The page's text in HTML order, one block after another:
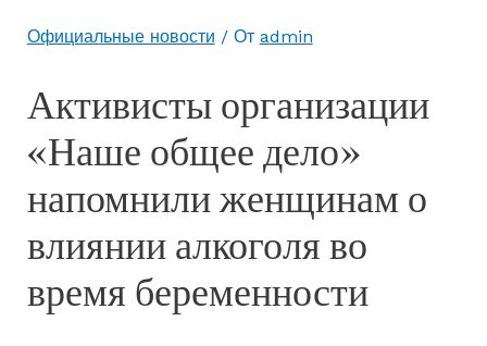
Официальные новости / От admin
Активисты организации
«Наше общее дело»
напомнили женщинам о
влиянии алкоголя во
время беременности